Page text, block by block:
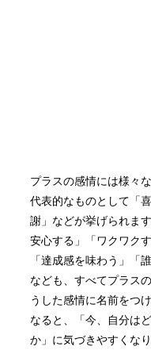
プラスの感情には様々
代表的なものとして「
謝」などが挙げられま
安心する」「ワクワク
「達成感を味わう」「
なども、すべてプラス
うした感情に名前をつ
なると、「今、自分は
か」に気づきやすくなり